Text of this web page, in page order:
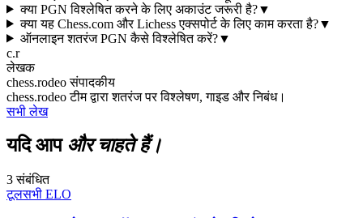
क्या PGN विश्लेषित करने के लिए अकाउंट जरूरी है?▼
क्या यह Chess.com और Lichess एक्सपोर्ट के लिए काम करता है?▼
ऑनलाइन शतरंज PGN कैसे विश्लेषित करें?▼
c.r
लेखक
chess.rodeo संपादकीय
chess.rodeo टीम द्वारा शतरंज पर विश्लेषण, गाइड और निबंध।
सभी लेख
यदि आप और चाहते हैं।
3 संबंधित
टूलसभी ELO